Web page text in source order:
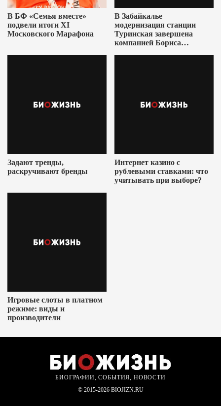
В БФ «Семья вместе»
подвели итоги XI
Московского Марафона
В Забайкалье
модернизация станции
Туринская завершена
компанией Бориса
Задают тренды,
раскручивают бренды
Интернет казино с
рублевыми ставками: что
учитывать при выборе?
Игровые слоты в платном
режиме: виды и
производители
БИОГРАФИИ, СОБЫТИЯ, НОВОСТИ
© 2015-2026 BIOJIZN.RU